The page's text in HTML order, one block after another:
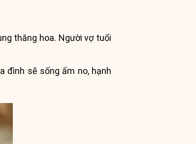
thăng hoa. Người vợ tuổi
đình sẽ sống ấm no, hạnh